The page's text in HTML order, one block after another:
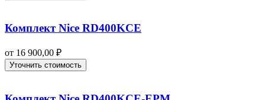
Комплект Nice RD400KCE
от 16 900,00 ₽
Уточнить стоимость